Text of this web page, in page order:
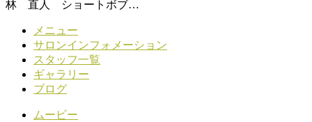
林 直人 ショートボブ…
メニュー
サロンインフォメーション
スタッフ一覧
ギャラリー
ブログ
ムービー